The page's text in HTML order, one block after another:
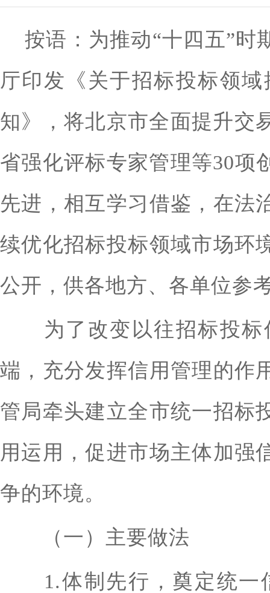
按语：为推动“十四五”时
厅印发《关于招标投标领
知》，将北京市全面提升交
省强化评标专家管理等30项
先进，相互学习借鉴，在法
续优化招标投标领域市场环
公开，供各地方、各单位参
为了改变以往招标投标
端，充分发挥信用管理的作
管局牵头建立全市统一招标
用运用，促进市场主体加强
争的环境。
（一）主要做法
1.体制先行，奠定统一